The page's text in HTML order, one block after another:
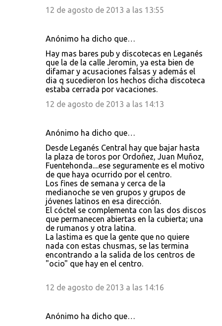
12 de agosto de 2013 a las 13:55
Anónimo ha dicho que…
Hay mas bares pub y discotecas en Leganés
que la de la calle Jeromin, ya esta bien de
difamar y acusaciones falsas y además el
dia q sucedieron los hechos dicha discoteca
estaba cerrada por vacaciones.
12 de agosto de 2013 a las 14:13
Anónimo ha dicho que…
Desde Leganés Central hay que bajar hasta
la plaza de toros por Ordoñez, Juan Muñoz,
Fuentehonda....ese seguramente es el motivo
de que haya ocurrido por el centro.
Los fines de semana y cerca de la
medianoche se ven grupos y grupos de
jóvenes latinos en esa dirección.
El cóctel se complementa con las dos discos
que permanecen abiertas en la cubierta; una
de rumanos y otra latina.
La lastima es que la gente que no quiere
nada con estas chusmas, se las termina
encontrando a la salida de los centros de
"ocio" que hay en el centro.
12 de agosto de 2013 a las 14:16
Anónimo ha dicho que…